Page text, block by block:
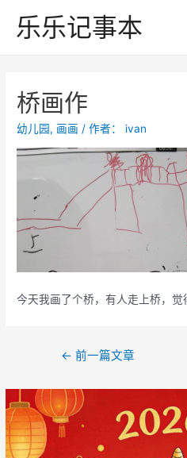
乐乐记事本
桥画作
幼儿园, 画画 / 作者： ivan
今天我画了个桥，有人走上桥，觉
导
航
← 前一篇文章